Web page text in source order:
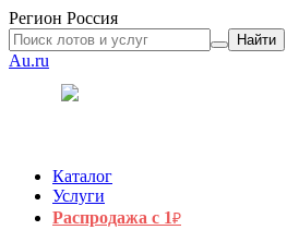
Регион Россия
Найти
Au.ru
Каталог
Услуги
Распродажа с 1₽